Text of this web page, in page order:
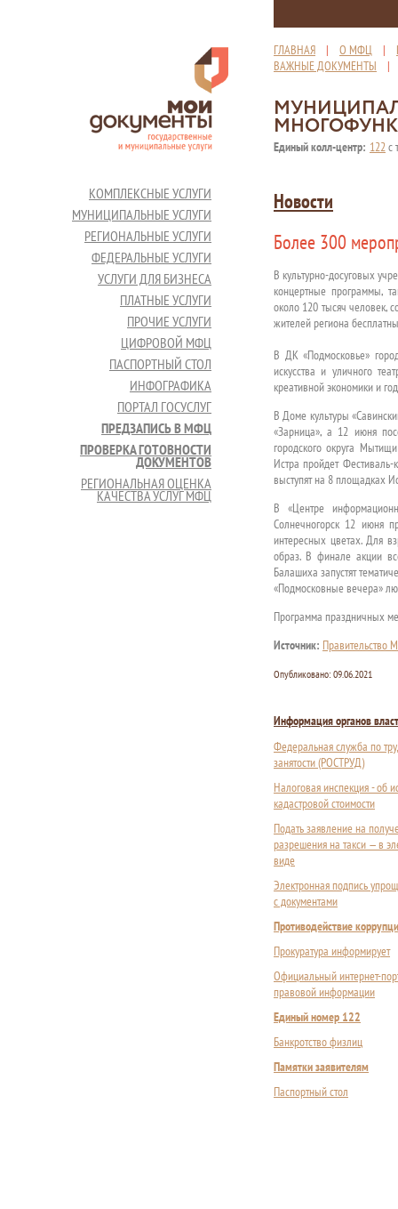
ГЛАВНАЯ | О МФЦ |
ВАЖНЫЕ ДОКУМЕНТЫ
Единый колл-центр: 122с
КОМПЛЕКСНЫЕ УСЛУГИ
МУНИЦИПАЛЬНЫЕ УСЛУГИ
РЕГИОНАЛЬНЫЕ УСЛУГИ
ФЕДЕРАЛЬНЫЕ УСЛУГИ
УСЛУГИ ДЛЯ БИЗНЕСА
ПЛАТНЫЕ УСЛУГИ
ПРОЧИЕ УСЛУГИ
ЦИФРОВОЙ МФЦ
ПАСПОРТНЫЙ СТОЛ
ИНФОГРАФИКА
ПОРТАЛ ГОСУСЛУГ
ПРЕДЗАПИСЬ В МФЦ
ПРОВЕРКА ГОТОВНОСТИ
ДОКУМЕНТОВ
РЕГИОНАЛЬНАЯ ОЦЕНКА
КАЧЕСТВА УСЛУГ МФЦ
Новости
Более 300
В культурно-досуговых
концертные программы,
около 120 тысяч человек,
жителей региона
В ДК «Подмосковье»
искусства и уличного
креативной экономики и
В Доме культуры
«Зарница», а 12 июня
городского округа
Истра пройдет Фестиваль-
выступят на 8 площадках
В «Центре
Солнечногорск 12 июня
интересных цветах. Для
образ. В финале акции
Балашиха запустят
«Подмосковные вечера»
Программа праздничных
Источник: Правительство
Опубликовано: 09.06.2021
Информация органов
Федеральная служба по
занятости (РОСТРУД)
Налоговая инспекция - об
кадастровой стоимости
Подать заявление на
разрешения на такси — в
виде
Электронная подпись
с документами
Противодействие
Прокуратура информирует
Официальный интернет-
правовой информации
Единый номер 122
Банкротство физлиц
Памятки заявителям
Паспортный стол